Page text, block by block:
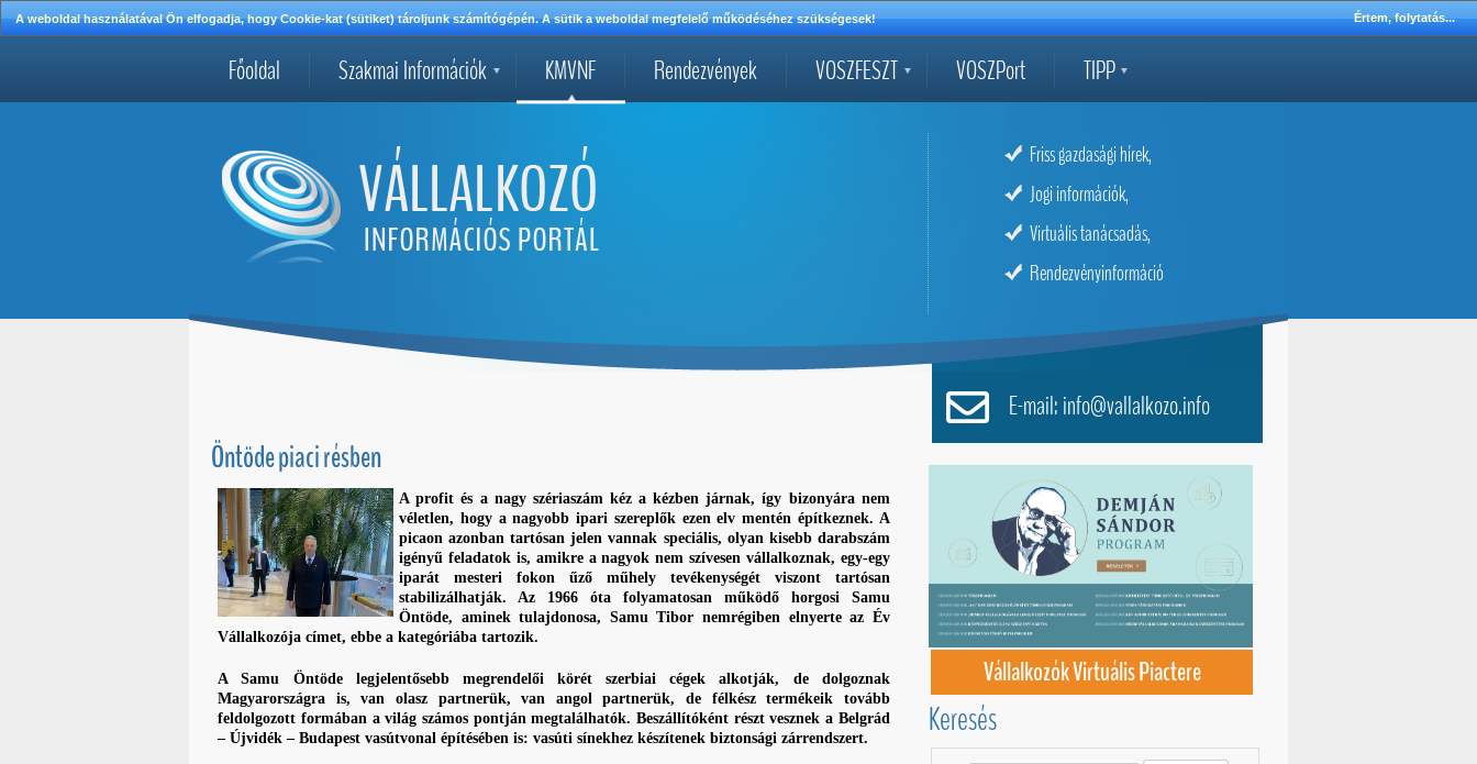
A weboldal használatával Ön elfogadja, hogy Cookie-kat (sütiket) tároljunk számítógépén. A sütik a weboldal megfelelő működéséhez szükségesek! Értem, folytatás...
Főoldal Szakmai Információk KMVNF Rendezvények VOSZFESZT VOSZPort TIPP
Friss gazdasági hírek,
Jogi információk,
Virtuális tanácsadás,
Rendezvényinformáció
Öntöde piaci résben
A profit és a nagy szériaszám kéz a kézben járnak, így bizonyára nem
véletlen, hogy a nagyobb ipari szereplők ezen elv mentén építkeznek. A
picaon azonban tartósan jelen vannak speciális, olyan kisebb darabszám
igényű feladatok is, amikre a nagyok nem szívesen vállalkoznak, egy-egy
iparát mesteri fokon űző műhely tevékenységét viszont tartósan
stabilizálhatják. Az 1966 óta folyamatosan működő horgosi Samu
Öntöde, aminek tulajdonosa, Samu Tibor nemrégiben elnyerte az Év
Vállalkozója címet, ebbe a kategóriába tartozik.
A Samu Öntöde legjelentősebb megrendelői körét szerbiai cégek alkotják, de dolgoznak
Magyarországra is, van olasz partnerük, van angol partnerük, de félkész termékeik tovább
feldolgozott formában a világ számos pontján megtalálhatók. Beszállítóként részt vesznek a Belgrád
– Újvidék – Budapest vasútvonal építésében is: vasúti sínekhez készítenek biztonsági zárrendszert.
E-mail: info@vallalkozo.info
Vállalkozók Virtuális Piactere
Keresés